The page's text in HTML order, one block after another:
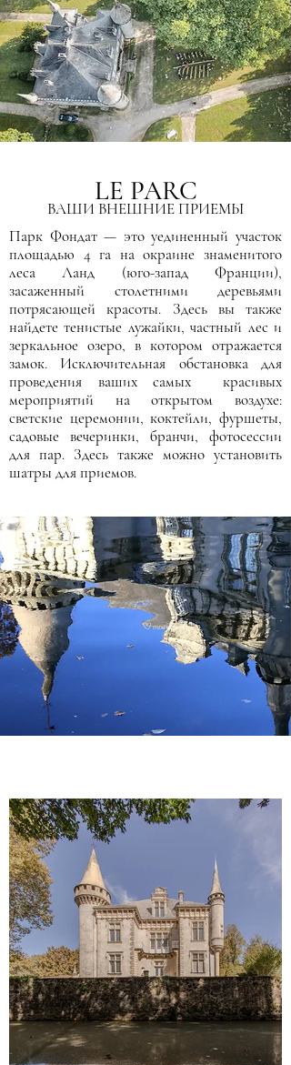
LE PARC
ВАШИ ВНЕШНИЕ ПРИЕМЫ
Парк Фондат — это уединенный участок
площадью 4 га на окраине знаменитого
леса Ланд (юго-запад Франции),
засаженный столетними деревьями
потрясающей красоты. Здесь вы также
найдете тенистые лужайки, частный лес и
зеркальное озеро, в котором отражается
замок. Исключительная обстановка для
проведения ваших самых красивых
мероприятий на открытом воздухе:
светские церемонии, коктейли, фуршеты,
садовые вечеринки, бранчи, фотосессии
для пар. Здесь также можно установить
шатры для приемов.